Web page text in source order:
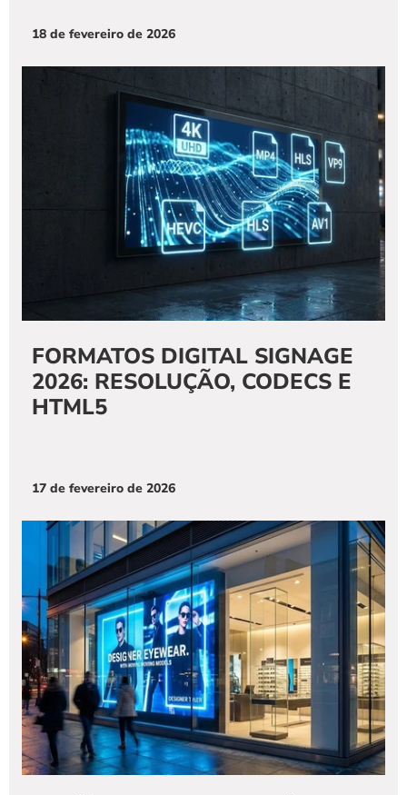
18 de fevereiro de 2026
FORMATOS DIGITAL SIGNAGE
2026: RESOLUÇÃO, CODECS E
HTML5
17 de fevereiro de 2026